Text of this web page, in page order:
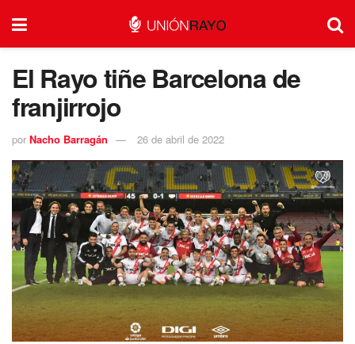
El Rayo tiñe Barcelona de
franjirrojo
por Nacho Barragán 26 de abril de 2022